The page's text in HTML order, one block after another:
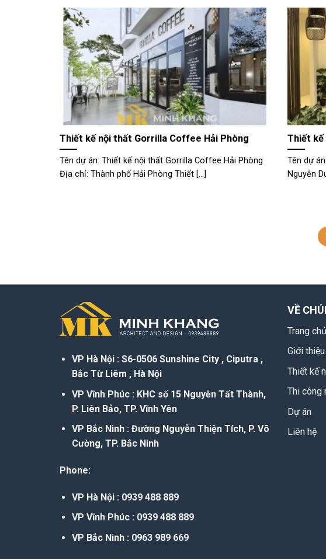
Thiết kế nội thất Gorrilla Coffee Hải Phòng
Tên dự án: Thiết kế nội thất Gorrilla Coffee Hải Phòng
Địa chỉ: Thành phố Hải Phòng Thiết [...]
Thiết
Tên dự
Nguyễn
VP Hà Nội : S6-0506 Sunshine City , Ciputra ,
Bắc Từ Liêm , Hà Nội
VP Vĩnh Phúc : KHC số 15 Nguyễn Tất Thành,
P. Liên Bảo, TP. Vĩnh Yên
VP Bắc Ninh : Đường Nguyễn Thiện Tích, P. Võ
Cường, TP. Bắc Ninh
Phone:
VP Hà Nội : 0939 488 889
VP Vĩnh Phúc : 0939 488 889
VP Bắc Ninh : 0963 989 669
VỀ
Trang chủ
Giới thiệu
Thiết kế
Thi công
Dự án
Liên hệ